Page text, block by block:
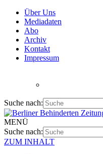
Über Uns
Mediadaten
Abo
Archiv
Kontakt
Impressum
Suche nach:
MENÜ
Suche nach:
ZUM INHALT